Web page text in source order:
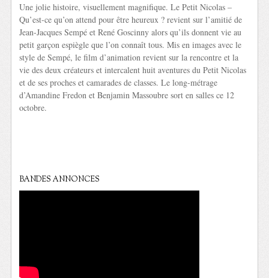
Une jolie histoire, visuellement magnifique. Le Petit Nicolas –
Qu’est-ce qu’on attend pour être heureux ? revient sur l’amitié de
Jean-Jacques Sempé et René Goscinny alors qu’ils donnent vie au
petit garçon espiègle que l’on connaît tous. Mis en images avec le
style de Sempé, le film d’animation revient sur la rencontre et la
vie des deux créateurs et intercalent huit aventures du Petit Nicolas
et de ses proches et camarades de classes. Le long-métrage
d’Amandine Fredon et Benjamin Massoubre sort en salles ce 12
octobre.
BANDES ANNONCES